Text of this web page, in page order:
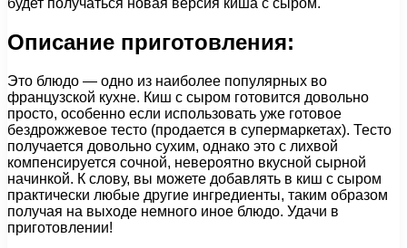
Описание приготовления:
Это блюдо — одно из наиболее популярных во
французской кухне. Киш с сыром готовится довольно
просто, особенно если использовать уже готовое
бездрожжевое тесто (продается в супермаркетах). Тесто
получается довольно сухим, однако это с лихвой
компенсируется сочной, невероятно вкусной сырной
начинкой. К слову, вы можете добавлять в киш с сыром
практически любые другие ингредиенты, таким образом
получая на выходе немного иное блюдо. Удачи в
приготовлении!